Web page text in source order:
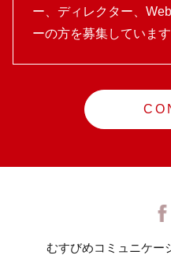
ー、ディレクター、
ーの方を募集しています
むすびめコミュニケー